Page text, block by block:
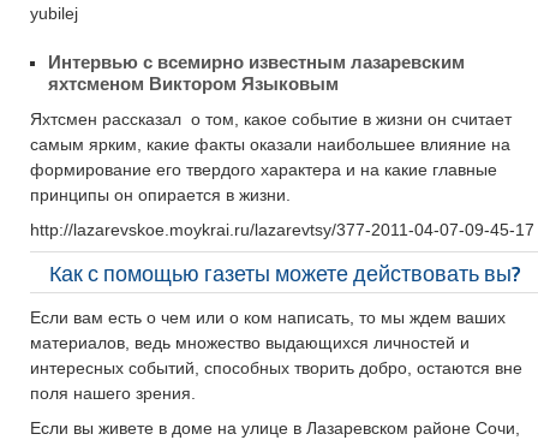
yubilej
Интервью с всемирно известным лазаревским
яхтсменом Виктором Языковым
Яхтсмен рассказал о том, какое событие в жизни он считает
самым ярким, какие факты оказали наибольшее влияние на
формирование его твердого характера и на какие главные
принципы он опирается в жизни.
http://lazarevskoe.moykrai.ru/lazarevtsy/377-2011-04-07-09-45-17
Как с помощью газеты можете действовать вы?
Если вам есть о чем или о ком написать, то мы ждем ваших
материалов, ведь множество выдающихся личностей и
интересных событий, способных творить добро, остаются вне
поля нашего зрения.
Если вы живете в доме на улице в Лазаревском районе Сочи,